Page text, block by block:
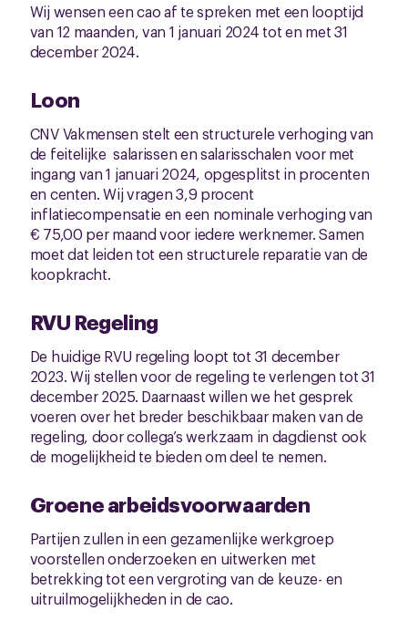
Wij wensen een cao af te spreken met een looptijd
van 12 maanden, van 1 januari 2024 tot en met 31
december 2024.
Loon
CNV Vakmensen stelt een structurele verhoging van
de feitelijke salarissen en salarisschalen voor met
ingang van 1 januari 2024, opgesplitst in procenten
en centen. Wij vragen 3,9 procent
inflatiecompensatie en een nominale verhoging van
€ 75,00 per maand voor iedere werknemer. Samen
moet dat leiden tot een structurele reparatie van de
koopkracht.
RVU Regeling
De huidige RVU regeling loopt tot 31 december
2023. Wij stellen voor de regeling te verlengen tot 31
december 2025. Daarnaast willen we het gesprek
voeren over het breder beschikbaar maken van de
regeling, door collega’s werkzaam in dagdienst ook
de mogelijkheid te bieden om deel te nemen.
Groene arbeidsvoorwaarden
Partijen zullen in een gezamenlijke werkgroep
voorstellen onderzoeken en uitwerken met
betrekking tot een vergroting van de keuze- en
uitruilmogelijkheden in de cao.